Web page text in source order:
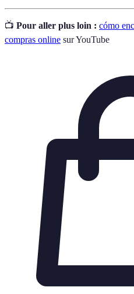
📺 Pour aller plus loin : cómo
compras online sur YouTube